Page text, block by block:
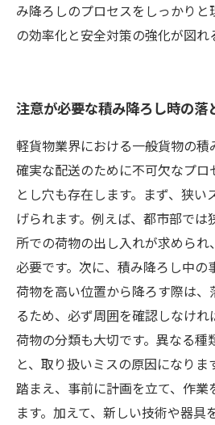
み降ろしのプロセスをしっかり
の効率化と安全対策の強化が図れ
注意が必要な積み降ろし時の落
軽貨物業界における一般貨物の
確実な配送のために不可欠なプロ
とし穴も存在します。まず、狭い
げられます。例えば、都市部では
所での荷物の出し入れが求めら
必要です。次に、積み降ろし中の
荷物を高い位置から降ろす際は
るため、必ず周囲を確認しなけれ
荷物の分類も大切です。異なる種
と、取り扱いミスの原因になりま
踏まえ、事前に計画を立て、作
ます。加えて、新しい技術や器具